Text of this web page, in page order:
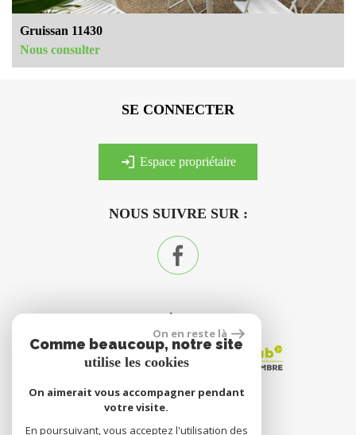
Gruissan 11430
Nous consulter
NOUS SUIVRE SUR :
SE CONNECTER
espace propriétaire
On en reste là
Comme beaucoup, notre site
utilise les cookies
On aimerait vous accompagner pendant
votre visite.
En poursuivant, vous acceptez l'utilisation des